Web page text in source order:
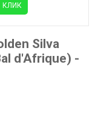
КЛИК
Silva
d'Afrique) -